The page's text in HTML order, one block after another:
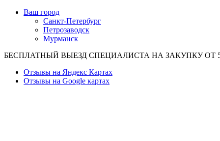
Ваш город
Санкт-Петербург
Петрозаводск
Мурманск
БЕСПЛАТНЫЙ ВЫЕЗД СПЕЦИАЛИСТА НА ЗАКУПКУ ОТ
Отзывы на Яндекс Картах
Отзывы на Google картах